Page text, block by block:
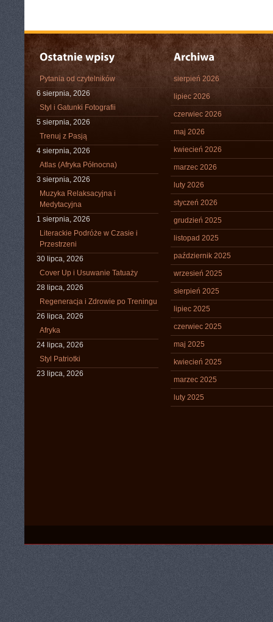
Pytania od czytelników
6 sierpnia, 2026
Styl i Gatunki Fotografii
5 sierpnia, 2026
Trenuj z Pasją
4 sierpnia, 2026
Atlas (Afryka Północna)
3 sierpnia, 2026
Muzyka Relaksacyjna i
Medytacyjna
1 sierpnia, 2026
Literackie Podróże w Czasie i
Przestrzeni
30 lipca, 2026
Cover Up i Usuwanie Tatuaży
28 lipca, 2026
Regeneracja i Zdrowie po Treningu
26 lipca, 2026
Afryka
24 lipca, 2026
Styl Patriotki
23 lipca, 2026
sierpień 2026
lipiec 2026
czerwiec 2026
maj 2026
kwiecień 2026
marzec 2026
luty 2026
styczeń 2026
grudzień 2025
listopad 2025
październik 2025
wrzesień 2025
sierpień 2025
lipiec 2025
czerwiec 2025
maj 2025
kwiecień 2025
marzec 2025
luty 2025